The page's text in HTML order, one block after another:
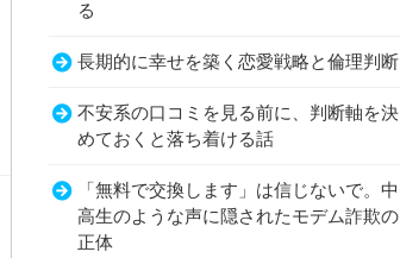
る
長期的に幸せを築く恋愛戦略と倫理判断
不安系の口コミを見る前に、判断軸を決
めておくと落ち着ける話
「無料で交換します」は信じないで。中
高生のような声に隠されたモデム詐欺の
正体